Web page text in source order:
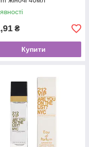
₴
Купити